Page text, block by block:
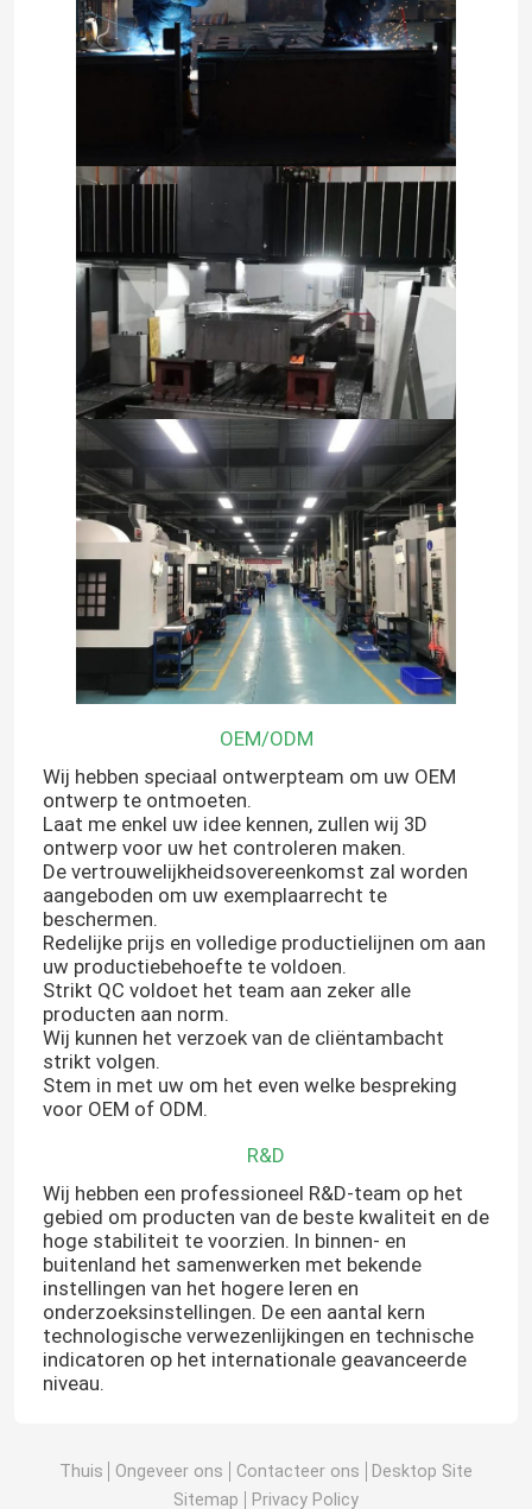
huis
OEM/ODM
Wij hebben speciaal ontwerpteam om uw OEM
ontwerp te ontmoeten.
Laat me enkel uw idee kennen, zullen wij 3D
ontwerp voor uw het controleren maken.
De vertrouwelijkheidsovereenkomst zal worden
aangeboden om uw exemplaarrecht te
beschermen.
Redelijke prijs en volledige productielijnen om aan
uw productiebehoefte te voldoen.
Strikt QC voldoet het team aan zeker alle
producten aan norm.
Wij kunnen het verzoek van de cliëntambacht
strikt volgen.
Stem in met uw om het even welke bespreking
voor OEM of ODM.
R&D
Wij hebben een professioneel R&D-team op het
gebied om producten van de beste kwaliteit en de
hoge stabiliteit te voorzien. In binnen- en
buitenland het samenwerken met bekende
instellingen van het hogere leren en
onderzoeksinstellingen. De een aantal kern
technologische verwezenlijkingen en technische
indicatoren op het internationale geavanceerde
niveau.
Thuis Ongeveer ons Contacteer ons
Desktop Site
Sitemap
Privacy Policy